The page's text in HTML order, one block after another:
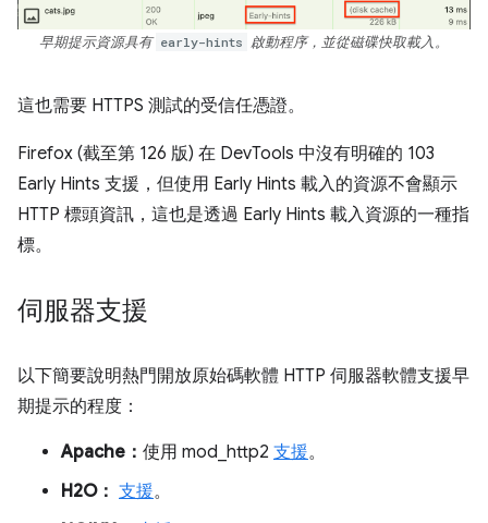
早期提示資源具有 early-hints 啟動程序，並從磁碟快取載入。
這也需要 HTTPS 測試的受信任憑證。
Firefox (截至第 126 版) 在 DevTools 中沒有明確的 103
Early Hints 支援，但使用 Early Hints 載入的資源不會顯示
HTTP 標頭資訊，這也是透過 Early Hints 載入資源的一種指
標。
伺服器支援
以下簡要說明熱門開放原始碼軟體 HTTP 伺服器軟體支援早
期提示的程度：
Apache： 使用 mod_http2 支援。
H2O： 支援。